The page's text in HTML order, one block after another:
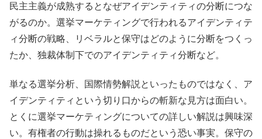
民主主義が成熟するとなぜアイデンティティの分断につな
がるのか。選挙マーケティングで行われるアイデンティテ
ィ分断の戦略、リベラルと保守はどのように分断をつくっ
たか、独裁体制下でのアイデンティティ分断など。
単なる選挙分析、国際情勢解説といったものではなく、ア
イデンティティという切り口からの斬新な見方は面白い。
とくに選挙マーケティングについての詳しい解説は興味深
い。有権者の行動は操れるものだという恐い事実。保守の